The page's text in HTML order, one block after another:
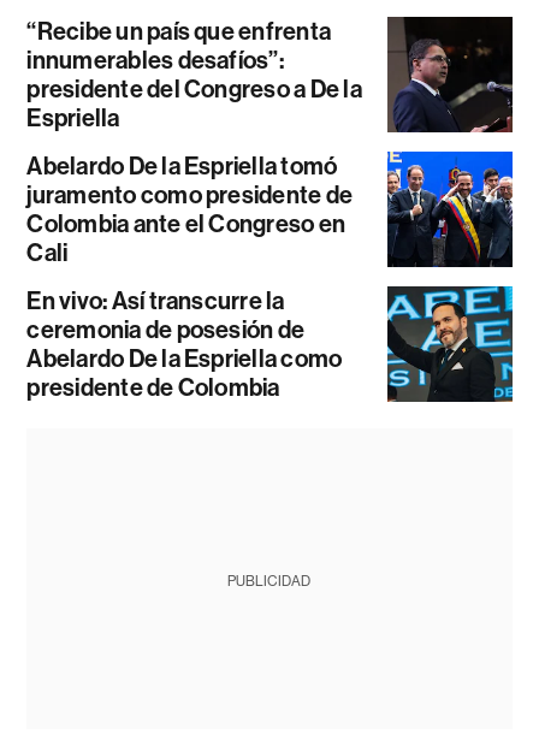
“Recibe un país que enfrenta
innumerables desafíos”:
presidente del Congreso a De la
Espriella
Abelardo De la Espriella tomó
juramento como presidente de
Colombia ante el Congreso en
Cali
En vivo: Así transcurre la
ceremonia de posesión de
Abelardo De la Espriella como
presidente de Colombia
PUBLICIDAD